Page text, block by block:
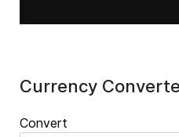
Currency
Convert